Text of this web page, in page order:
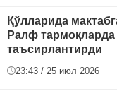
Қўлларида
Ралф тармоқларда
таъсирлантирди
23:43 / 25 июл 2026